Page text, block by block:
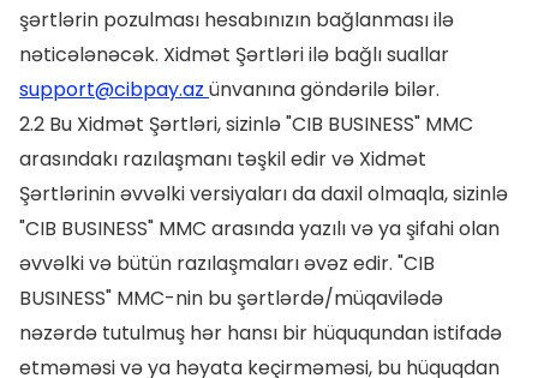
şərtlərin pozulması hesabınızın bağlanması ilə
nəticələnəcək. Xidmət Şərtləri ilə bağlı suallar
support@cibpay.az ünvanına göndərilə bilər.
2.2 Bu Xidmət Şərtləri, sizinlə "CIB BUSINESS" MMC
arasındakı razılaşmanı təşkil edir və Xidmət
Şərtlərinin əvvəlki versiyaları da daxil olmaqla, sizinlə
"CIB BUSINESS" MMC arasında yazılı və ya şifahi olan
əvvəlki və bütün razılaşmaları əvəz edir. "CIB
BUSINESS" MMC-nin bu şərtlərdə/müqavilədə
nəzərdə tutulmuş hər hansı bir hüququndan istifadə
etməməsi və ya həyata keçirməməsi, bu hüquqdan